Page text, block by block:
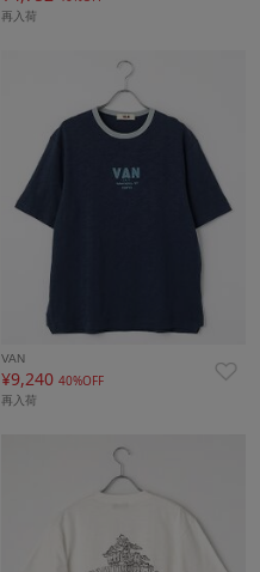
再入荷
VAN
¥9,24040%OFF
再入荷